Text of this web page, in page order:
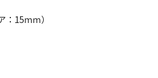
15ｍｍ）